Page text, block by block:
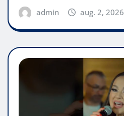
admin aug. 2, 2026